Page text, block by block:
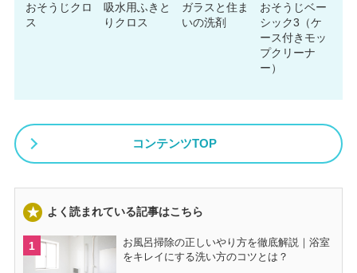
おそうじクロ
ス
吸水用ふきと
りクロス
ガラスと住ま
いの洗剤
おそうじベー
シック3（ケ
ース付きモッ
プクリーナ
ー）
コンテンツTOP
よく読まれている記事はこちら
お風呂掃除の正しいやり方を徹底解説｜浴室
をキレイにする洗い方のコツとは？